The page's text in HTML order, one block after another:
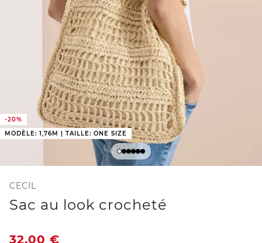
-20%
MODÈLE: 1,76M | TAILLE: ONE SIZE
CECIL
Sac au look crocheté
32,00 €